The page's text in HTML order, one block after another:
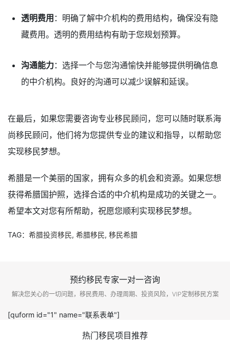
透明费用 ：明确了解中介机构的费用结构，确保没有隐
藏费用。透明的费用结构有助于您规划预算。
沟通能力：选择一个与您沟通愉快并能够提供明确信息
的中介机构。良好的沟通可以减少误解和延误。
在最后，如果您需要咨询专业移民顾问，您可以随时联系海
尚移民顾问，他们将为您提供专业的建议和指导，以帮助您
实现移民梦想。
希腊是一个美丽的国家，拥有众多的机会和资源。如果您想
获得希腊国护照，选择合适的中介机构是成功的关键之一。
希望本文对您有所帮助，祝愿您顺利实现移民梦想。
TAG： 希腊投资移民, 希腊移民, 移民希腊
预约移民专家一对一咨询
解决您关心的一切问题，移民费用、办理周期、投资风险，VIP定制移民方案
[quform id="1" name="联系表单"]
热门移民项目推荐